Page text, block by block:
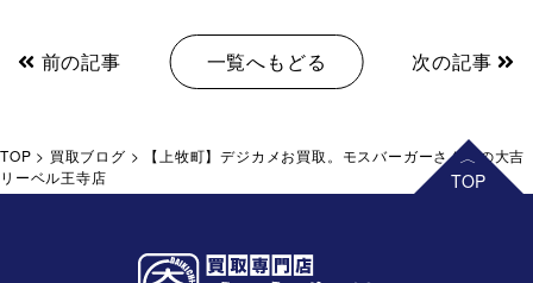
前の記事 一覧へもどる 次の記事
TOP > 買取ブログ >
【上牧町】デジカメお買取。モスバーガーさん前の大吉
リーベル王寺店